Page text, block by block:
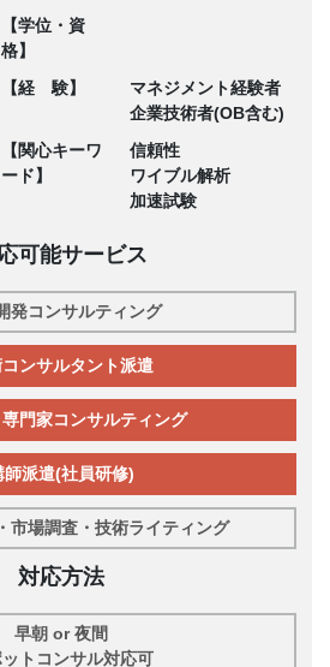
【学位・資
格】
【経 験】
マネジメント経験者
企業技術者(OB含む)
【関心キーワ
ード】
信頼性
ワイブル解析
加速試験
可能サービス
発コンサルティング
ンサルタント派遣
門家コンサルティング
師派遣(社員研修)
市場調査・技術ライティング
対応方法
早朝 or 夜間
トコンサル対応可